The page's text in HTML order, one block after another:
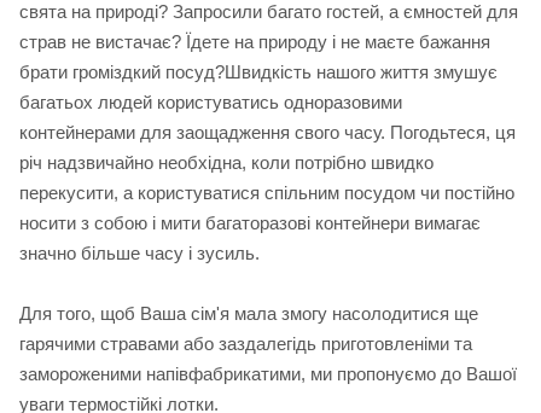
свята на природі? Запросили багато гостей, а ємностей для
страв не вистачає? Їдете на природу і не маєте бажання
брати громіздкий посуд?Швидкість нашого життя змушує
багатьох людей користуватись одноразовими
контейнерами для заощадження свого часу. Погодьтеся, ця
річ надзвичайно необхідна, коли потрібно швидко
перекусити, а користуватися спільним посудом чи постійно
носити з собою і мити багаторазові контейнери вимагає
значно більше часу і зусиль.
Для того, щоб Ваша сім'я мала змогу насолодитися ще
гарячими стравами або заздалегідь приготовленіми та
замороженими напівфабрикатими, ми пропонуємо до Вашої
уваги термостійкі лотки.